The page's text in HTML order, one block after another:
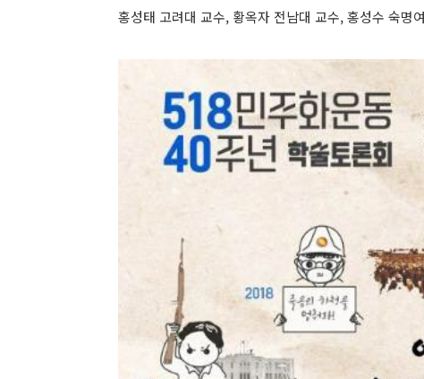
홍성태 고려대 교수, 황옥자 전남대 교수, 홍성수 숙명